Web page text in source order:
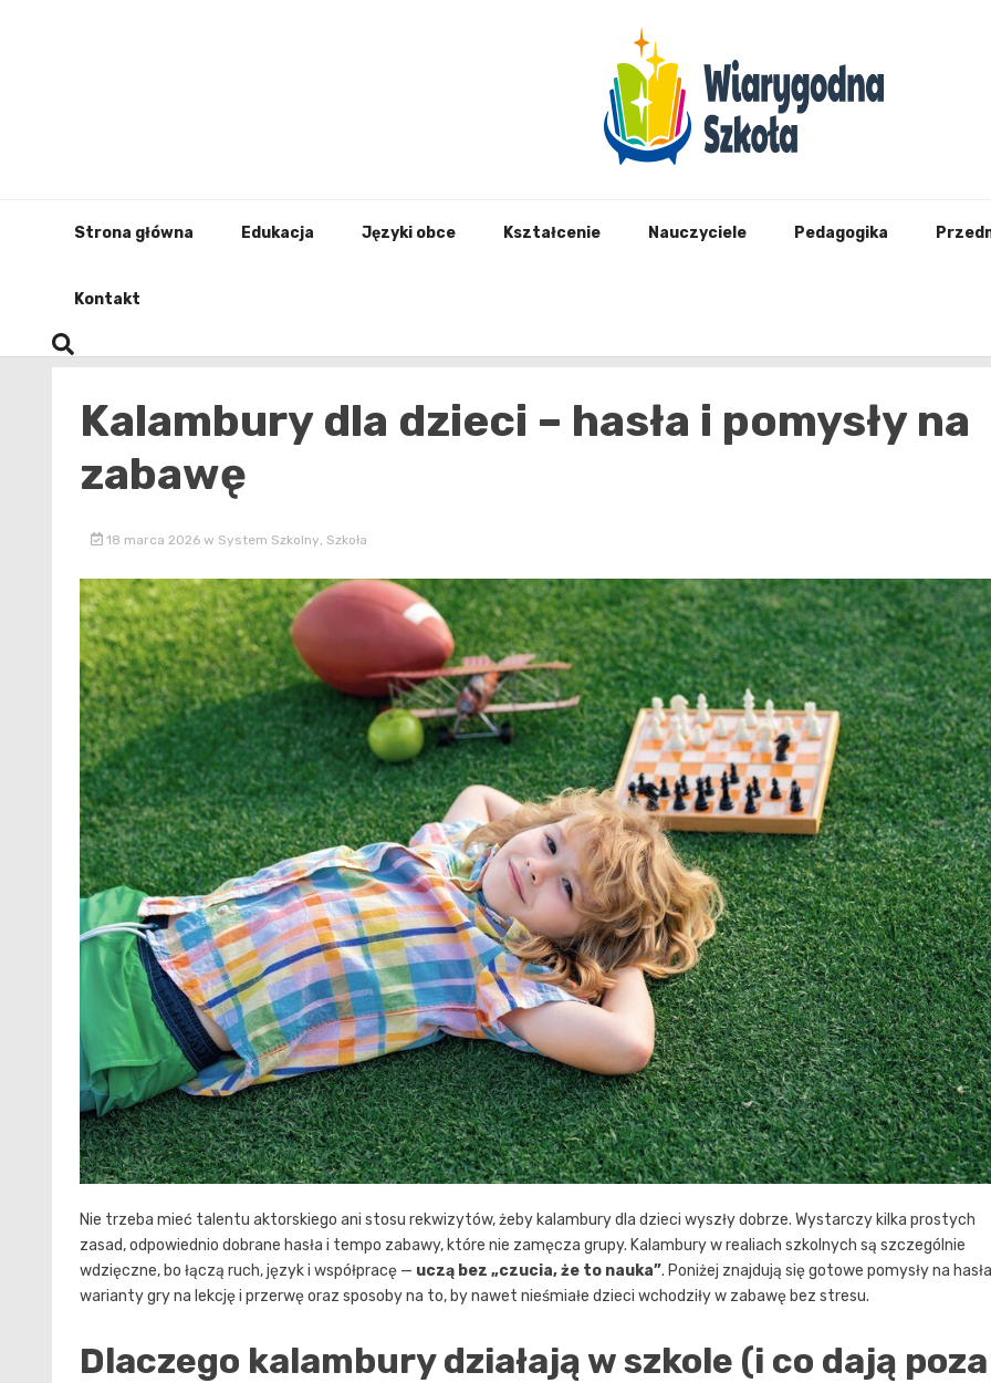
Strona główna Edukacja Języki obce Kształcenie Nauczyciele Pedagogika
Kontakt
Kalambury dla dzieci – hasła i pomysły na
zabawę
18 marca 2026 w System Szkolny Szkoła
Nie trzeba mieć talentu aktorskiego ani stosu rekwizytów, żeby kalambury dla dzieci wyszły dobrze. Wystarczy kilka prostych
zasad, odpowiednio dobrane hasła i tempo zabawy, które nie zamęcza grupy. Kalambury w realiach szkolnych są szczególnie
wdzięczne, bo łączą ruch, język i współpracę — uczą bez „czucia, że to nauka”. Poniżej znajdują się gotowe pomysły na
warianty gry na lekcję i przerwę oraz sposoby na to, by nawet nieśmiałe dzieci wchodziły w zabawę bez stresu.
Dlaczego kalambury działają w szkole (i co dają poza